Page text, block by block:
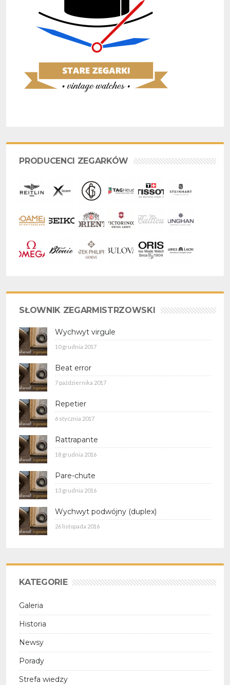
PRODUCENCI ZEGARKÓW
SŁOWNIK ZEGARMISTRZOWSKI
Wychwyt virgule
10 grudnia 2017
Beat error
7 października 2017
Repetier
6 stycznia 2017
Rattrapante
18 grudnia 2016
Pare-chute
13 grudnia 2016
Wychwyt podwójny (duplex)
26 listopada 2016
KATEGORIE
Galeria
Historia
Newsy
Porady
Strefa wiedzy